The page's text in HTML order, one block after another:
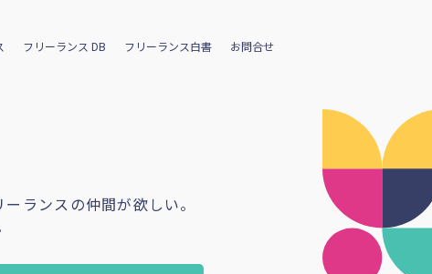
フリーランス DB フリーランス白書 お問合せ
ランスの仲間が欲しい。